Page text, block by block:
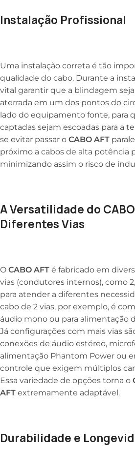
Instalação Profissional
Uma instalação correta é tão
qualidade do cabo. Durante a
vital garantir que a blindagem
aterrada em um dos pontos do
lado do equipamento fonte, para
captadas sejam escoadas para a
se evitar passar o CABO AFT
próximo a cabos de alta potência
minimizando assim o risco de
A Versatilidade do
Diferentes Vias
O CABO AFT é fabricado em
vias (condutores internos), como
para atender a diferentes
cabo de 2 vias, por exemplo, é
áudio mono ou para alimentação
Já configurações com mais vias
conexões de áudio estéreo,
alimentação Phantom Power ou
controle que exigem múltiplos
Essa variedade de opções torna o
AFT extremamente adaptável.
Durabilidade e